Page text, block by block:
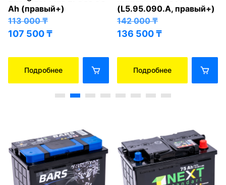
Ah (правый+)
113 000₸
107 500₸
Подробнее
(L5.95.090.A, правый+)
142 000₸
136 500₸
Подробнее